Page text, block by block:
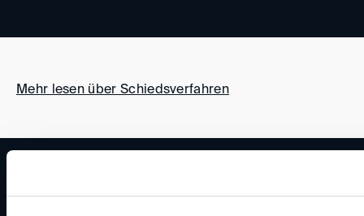
Mehr lesen über Schiedsverfahren